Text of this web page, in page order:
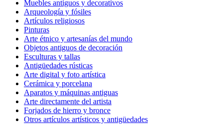
Muebles antiguos y decorativos
Arqueología y fósiles
Artículos religiosos
Pinturas
Arte étnico y artesanías del mundo
Objetos antiguos de decoración
Esculturas y tallas
Antigüedades rústicas
Arte digital y foto artística
Cerámica y porcelana
Aparatos y máquinas antiguas
Arte directamente del artista
Forjados de hierro y bronce
Otros artículos artísticos y antigüedades